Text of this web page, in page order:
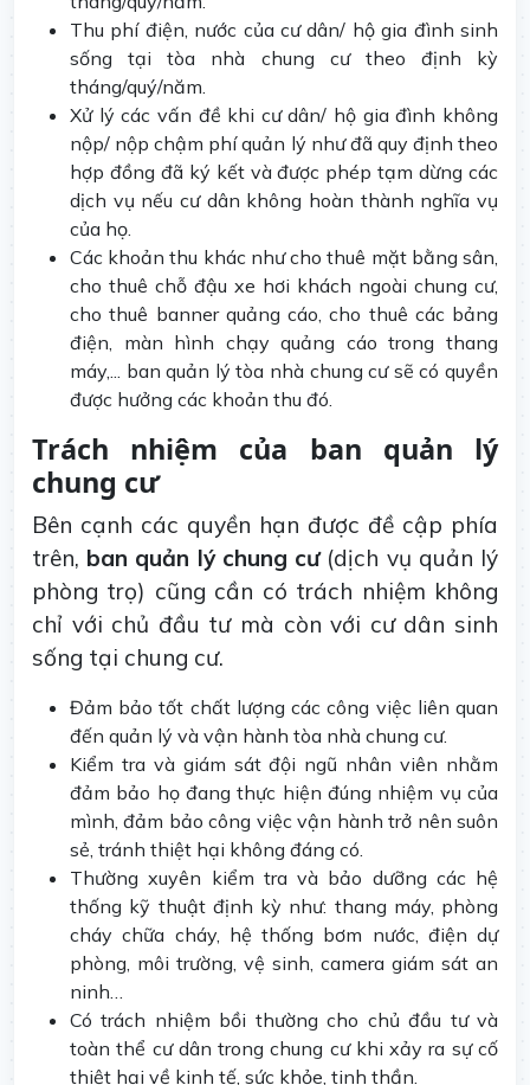
Thu phí điện, nước của cư dân/ hộ gia đình sinh
sống tại tòa nhà chung cư theo định kỳ
tháng/quý/năm.
Xử lý các vấn đề khi cư dân/ hộ gia đình không
nộp/ nộp chậm phí quản lý như đã quy định theo
hợp đồng đã ký kết và được phép tạm dừng các
dịch vụ nếu cư dân không hoàn thành nghĩa vụ
của họ.
Các khoản thu khác như cho thuê mặt bằng sân,
cho thuê chỗ đậu xe hơi khách ngoài chung cư,
cho thuê banner quảng cáo, cho thuê các bảng
điện, màn hình chạy quảng cáo trong thang
máy,... ban quản lý tòa nhà chung cư sẽ có quyền
được hưởng các khoản thu đó.
Trách nhiệm của ban quản lý
chung cư
Bên cạnh các quyền hạn được đề cập phía
trên, ban quản lý chung cư(dịch vụ quản lý
phòng trọ) cũng cần có trách nhiệm không
chỉ với chủ đầu tư mà còn với cư dân sinh
sống tại chung cư.
Đảm bảo tốt chất lượng các công việc liên quan
đến quản lý và vận hành tòa nhà chung cư.
Kiểm tra và giám sát đội ngũ nhân viên nhằm
đảm bảo họ đang thực hiện đúng nhiệm vụ của
mình, đảm bảo công việc vận hành trở nên suôn
sẻ, tránh thiệt hại không đáng có.
Thường xuyên kiểm tra và bảo dưỡng các hệ
thống kỹ thuật định kỳ như: thang máy, phòng
cháy chữa cháy, hệ thống bơm nước, điện dự
phòng, môi trường, vệ sinh, camera giám sát an
ninh…
Có trách nhiệm bồi thường cho chủ đầu tư và
toàn thể cư dân trong chung cư khi xảy ra sự cố
thiệt hại về kinh tế, sức khỏe, tinh thần.